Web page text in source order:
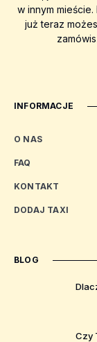
w innym
już teraz
INFORMACJE
O NAS
FAQ
KONTAKT
DODAJ TAXI
BLOG
Czy